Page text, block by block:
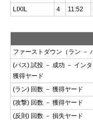
LIXIL
4 11:52
ファーストダウン（ラン －
(パス) 試投 － 成功 － イン
獲得ヤード
(ラン) 回数 － 獲得ヤード
(攻撃) 回数 － 獲得ヤード
(反則) 回数 － 損失ヤード